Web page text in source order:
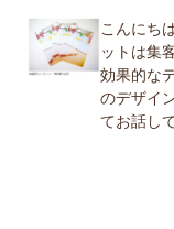
こんにち
ットは集
効果的な
のデザイ
てお話し